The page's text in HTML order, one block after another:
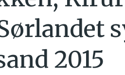
2015